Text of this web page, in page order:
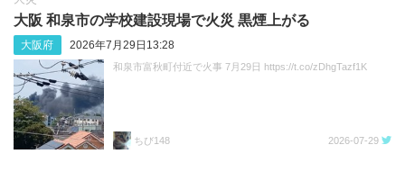
大阪 和泉市の学校建設現場で火災 黒煙上がる
大阪府 2026年7月29日13:28
和泉市富秋町付近で火事 7月29日 https://t.co/zDhgTazf1K
ちび148 2026-07-29